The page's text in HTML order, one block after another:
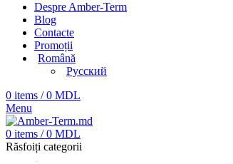
Despre Amber-Term
Blog
Contacte
Promoții
Română
Русский
0 items / 0 MDL
Menu
0 items / 0 MDL
Răsfoiți categorii